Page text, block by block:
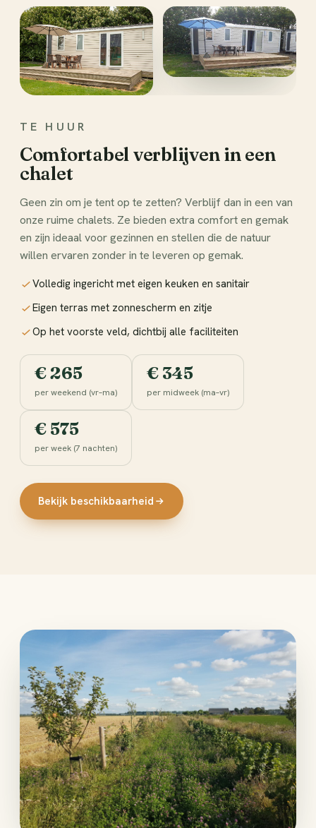
TE HUUR
Comfortabel verblijven in een
chalet
Geen zin om je tent op te zetten? Verblijf dan in een van
onze ruime chalets. Ze bieden extra comfort en gemak
en zijn ideaal voor gezinnen en stellen die de natuur
willen ervaren zonder in te leveren op gemak.
Volledig ingericht met eigen keuken en sanitair
Eigen terras met zonnescherm en zitje
Op het voorste veld, dichtbij alle faciliteiten
€ 265
per weekend (vr–ma)
€ 345
per midweek (ma–vr)
€ 575
per week (7 nachten)
Bekijk beschikbaarheid